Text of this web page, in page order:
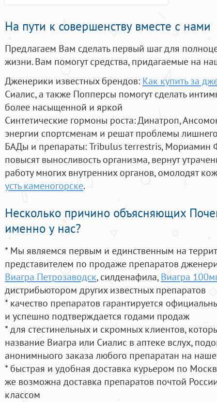
На пути к совершенству вместе с нами
Предлагаем Вам сделать первый шаг для
жизни. Вам помогут средства, придагаемые на
Дженерики известных брендов: Как купить за
Сиалис, а также Попперсы помогут сделать
более насыщенной и яркой
Синтетические гормоны роста: Динатроп,
энергии спортсменам и решат проблемы
БАДы и препараты:Tribulus terrestris, Мориамин
повысят выносливость организма, вернут
работу многих внутренних органов, омолодят
усть каменогорске.
Несколько причино объясняющих
именно у нас?
* Мы являемся первым и единственным на
представителем по продаже препаратов
Виагра Петрозаводск, силденафила, Виагра
дистрибьютором других известных препаратов
* качество препаратов гарантируется
и успешно подтверждается годами продаж
* для стестинельных и скромных клиентов,
название Виагра или Сиалис в аптеке вслух,
анонимныого заказа любого препаратан на
* быстрая и удобная доставка курьером по
же возможна доставка препаратов почтой
классом